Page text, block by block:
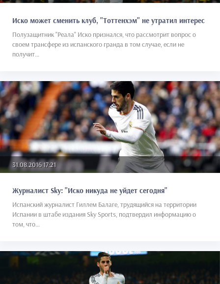
Иско может сменить клуб, "Тоттенхэм" не утратил интерес
Полузащитник "Реала" Иско признался, что рассмотрит вопрос о
своем трансфере из испанского гранда в том случае, если не
получит...
31.08.2016 17:21
Журналист Sky: "Иско никуда не уйдет сегодня"
Испанский журналист Гиллем Балаге, трудящийся на территории
Испании в штабе издания Sky Sports, подтвердил информацию о
том, что...